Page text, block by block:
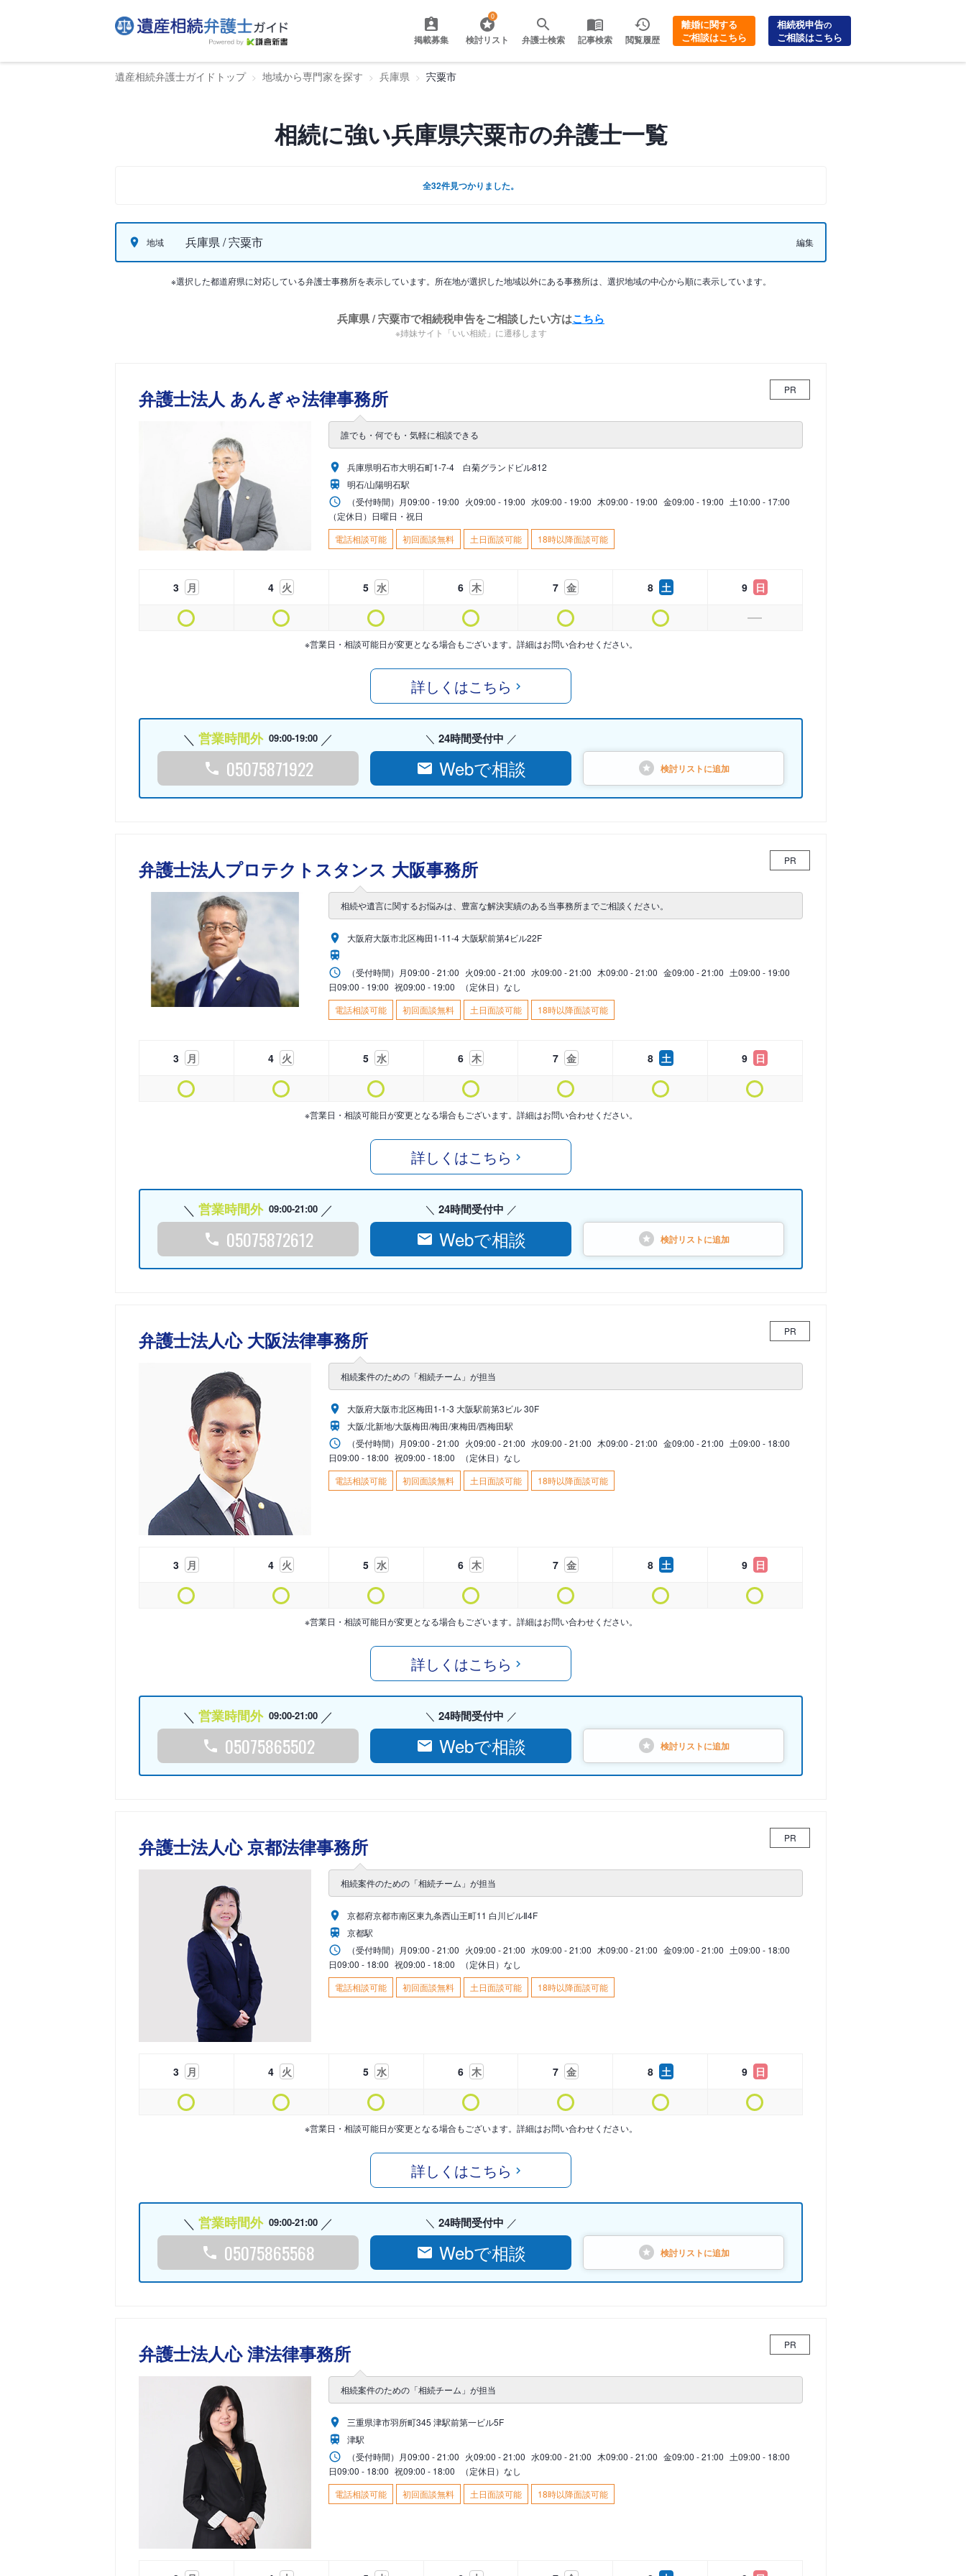
掲載募集
0
検討リスト 弁護士検索 記事検索 閲覧履歴
離婚に関する
ご相談はこちら
相続税申告の
ご相談はこちら
遺産相続弁護士ガイドトップ 地域から専門家を探す 兵庫県 宍粟市
相続に強い兵庫県宍粟市の弁護士一覧
全32件見つかりました。
地域 兵庫県 / 宍粟市 編集
※選択した都道府県に対応している弁護士事務所を表示しています。所在地が選択した地域以外にある事務所は、選択地域の中心から順に表示しています。
兵庫県 / 宍粟市で相続税申告をご相談したい方はこちら
※姉妹サイト「いい相続」に遷移します
弁護士法人 あんぎゃ法律事務所 PR
誰でも・何でも・気軽に相談できる
兵庫県明石市大明石町1-7-4 白菊グランドビル812
明石/山陽明石駅
（受付時間） 月09:00 - 19:00 火09:00 - 19:00 水09:00 - 19:00 木09:00 - 19:00 金09:00 - 19:00 土10:00 - 17:00
（定休日）日曜日・祝日
電話相談可能
初回面談無料 土日面談可能 18時以降面談可能
3 月 4 火 5 水 6 木 7 金 8 土 9 日
※営業日・相談可能日が変更となる場合もございます。詳細はお問い合わせください。
詳しくはこちら
営業時間外 09:00-19:00
05075871922
24時間受付中
Webで相談 検討リストに追加
弁護士法人プロテクトスタンス 大阪事務所 PR
相続や遺言に関するお悩みは、豊富な解決実績のある当事務所までご相談ください。
大阪府大阪市北区梅田1-11-4 大阪駅前第4ビル22F
（受付時間） 月09:00 - 21:00 火09:00 - 21:00 水09:00 - 21:00 木09:00 - 21:00 金09:00 - 21:00 土09:00 - 19:00
日09:00 - 19:00 祝09:00 - 19:00
（定休日）なし
電話相談可能
初回面談無料 土日面談可能 18時以降面談可能
3 月 4 火 5 水 6 木 7 金 8 土 9 日
※営業日・相談可能日が変更となる場合もございます。詳細はお問い合わせください。
詳しくはこちら
営業時間外 09:00-21:00
05075872612
24時間受付中
Webで相談 検討リストに追加
弁護士法人心 大阪法律事務所 PR
相続案件のための「相続チーム」が担当
大阪府大阪市北区梅田1-1-3 大阪駅前第3ビル 30F
大阪/北新地/大阪梅田/梅田/東梅田/西梅田駅
（受付時間） 月09:00 - 21:00 火09:00 - 21:00 水09:00 - 21:00 木09:00 - 21:00 金09:00 - 21:00 土09:00 - 18:00
日09:00 - 18:00 祝09:00 - 18:00
（定休日）なし
電話相談可能
初回面談無料 土日面談可能 18時以降面談可能
3 月 4 火 5 水 6 木 7 金 8 土 9 日
※営業日・相談可能日が変更となる場合もございます。詳細はお問い合わせください。
詳しくはこちら
営業時間外 09:00-21:00
05075865502
24時間受付中
Webで相談 検討リストに追加
弁護士法人心 京都法律事務所 PR
相続案件のための「相続チーム」が担当
京都府京都市南区東九条西山王町11 白川ビルⅡ4F
京都駅
（受付時間） 月09:00 - 21:00 火09:00 - 21:00 水09:00 - 21:00 木09:00 - 21:00 金09:00 - 21:00 土09:00 - 18:00
日09:00 - 18:00 祝09:00 - 18:00
（定休日）なし
電話相談可能
初回面談無料 土日面談可能 18時以降面談可能
3 月 4 火 5 水 6 木 7 金 8 土 9 日
※営業日・相談可能日が変更となる場合もございます。詳細はお問い合わせください。
詳しくはこちら
営業時間外 09:00-21:00
05075865568
24時間受付中
Webで相談 検討リストに追加
弁護士法人心 津法律事務所 PR
相続案件のための「相続チーム」が担当
三重県津市羽所町345 津駅前第一ビル5F
津駅
（受付時間） 月09:00 - 21:00 火09:00 - 21:00 水09:00 - 21:00 木09:00 - 21:00 金09:00 - 21:00 土09:00 - 18:00
日09:00 - 18:00 祝09:00 - 18:00
（定休日）なし
電話相談可能
初回面談無料 土日面談可能 18時以降面談可能